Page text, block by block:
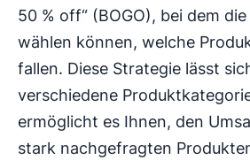
50 % off“ (BOGO), bei dem
wählen können, welche
fallen. Diese Strategie lässt
verschiedene
ermöglicht es Ihnen, den
stark nachgefragten